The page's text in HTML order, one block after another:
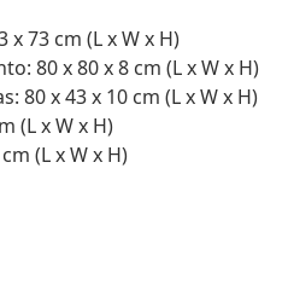
x 73 cm (L x W x H)
80 x 80 x 8 cm (L x W x H)
80 x 43 x 10 cm (L x W x H)
(L x W x H)
(L x W x H)